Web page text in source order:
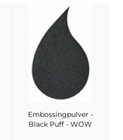
Embossingpulver -
Black Puff - WOW